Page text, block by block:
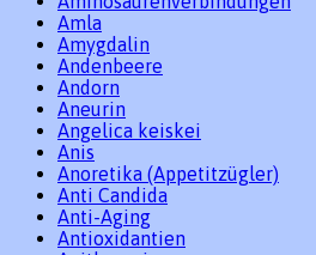
Amla
Amygdalin
Andenbeere
Andorn
Aneurin
Angelica keiskei
Anis
Anoretika (Appetitzügler)
Anti Candida
Anti-Aging
Antioxidantien